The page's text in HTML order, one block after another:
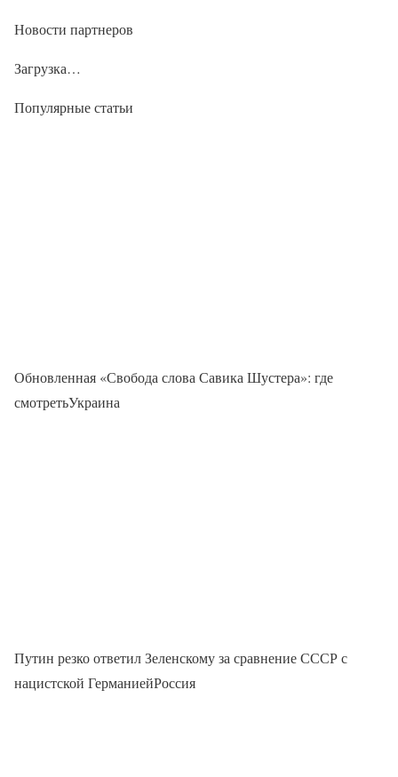
Новости партнеров
Загрузка…
Популярные статьи
Обновленная «Свобода слова Савика Шустера»: где
смотретьУкраина
Путин резко ответил Зеленскому за сравнение СССР с
нацистской ГерманиейРоссия